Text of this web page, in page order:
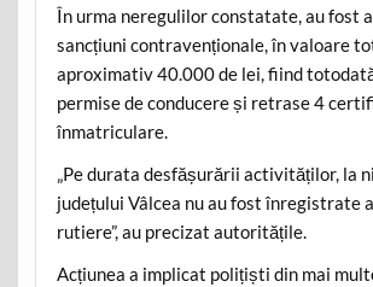
În urma neregulilor constatate, au fost
sancțiuni contravenționale, în valoare
aproximativ 40.000 de lei, fiind
permise de conducere și retrase 4
înmatriculare.
„Pe durata desfășurării activităților, la
județului Vâlcea nu au fost înregistrate
rutiere”, au precizat autoritățile.
Acțiunea a implicat polițiști din mai